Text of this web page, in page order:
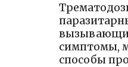
симптомы,
способы